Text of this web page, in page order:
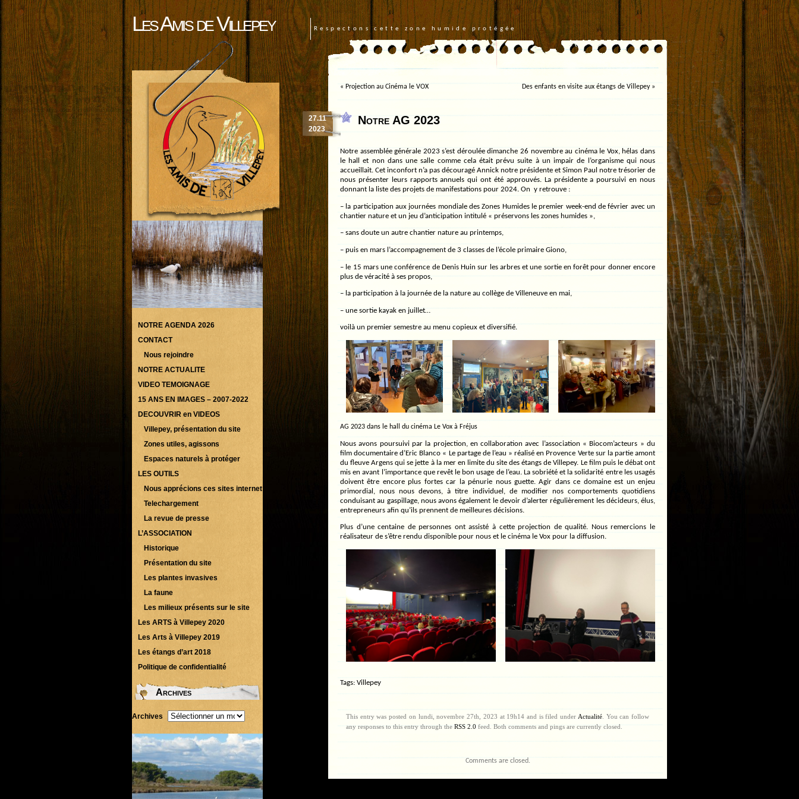
Les Amis de Villepey Respectons cette zone humide protégée
« Projection au Cinéma le VOX Des enfants en visite aux étangs de Villepey»
Notre AG 2023
27.11
2023
Notre assemblée générale 2023 s’est déroulée dimanche 26 novembre au cinéma le Vox, hélas dans
le hall et non dans une salle comme cela était prévu suite à un impair de l’organisme qui nous
accueillait. Cet inconfort n’a pas découragé Annick notre présidente et Simon Paul notre trésorier de
nous présenter leurs rapports annuels qui ont été approuvés. La présidente a poursuivi en nous
donnant la liste des projets de manifestations pour 2024. On y retrouve :
– la participation aux journées mondiale des Zones Humides le premier week-end de février avec un
chantier nature et un jeu d’anticipation intitulé « préservons les zones humides »,
– sans doute un autre chantier nature au printemps,
– puis en mars l’accompagnement de 3 classes de l’école primaire Giono,
– le 15 mars une conférence de Denis Huin sur les arbres et une sortie en forêt pour donner encore
plus de véracité à ses propos,
– la participation à la journée de la nature au collège de Villeneuve en mai,
– une sortie kayak en juillet…
voilà un premier semestre au menu copieux et diversifié.
AG 2023 dans le hall du cinéma Le Vox à Fréjus
Nous avons poursuivi par la projection, en collaboration avec l’association « Biocom’acteurs » du
film documentaire d’Eric Blanco « Le partage de l’eau » réalisé en Provence Verte sur la partie amont
du fleuve Argens qui se jette à la mer en limite du site des étangs de Villepey. Le film puis le débat ont
mis en avant l’importance que revêt le bon usage de l’eau. La sobriété et la solidarité entre les usagés
doivent être encore plus fortes car la pénurie nous guette. Agir dans ce domaine est un enjeu
primordial, nous nous devons, à titre individuel, de modifier nos comportements quotidiens
conduisant au gaspillage, nous avons également le devoir d’alerter régulièrement les décideurs, élus,
entrepreneurs afin qu’ils prennent de meilleures décisions.
Plus d’une centaine de personnes ont assisté à cette projection de qualité. Nous remercions le
réalisateur de s’être rendu disponible pour nous et le cinéma le Vox pour la diffusion.
Tags: Villepey
This entry was posted on lundi, novembre 27th, 2023 at 19h14 and is filed under Actualité. You can follow
any responses to this entry through the RSS 2.0 feed. Both comments and pings are currently closed.
Comments are closed.
NOTRE AGENDA 2026
CONTACT
Nous rejoindre
NOTRE ACTUALITE
VIDEO TEMOIGNAGE
15 ANS EN IMAGES – 2007-2022
DECOUVRIR en VIDEOS
Villepey, présentation du site
Zones utiles, agissons
Espaces naturels à protéger
LES OUTILS
Nous apprécions ces sites internet
Telechargement
La revue de presse
L’ASSOCIATION
Historique
Présentation du site
Les plantes invasives
La faune
Les milieux présents sur le site
Les ARTS à Villepey 2020
Les Arts à Villepey 2019
Les étangs d’art 2018
Politique de confidentialité
Archives
Archives